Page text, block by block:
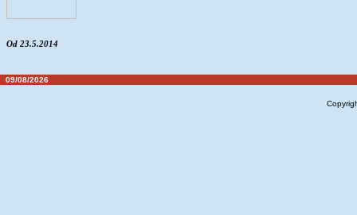
Od 23.5.2014
09/08/2026